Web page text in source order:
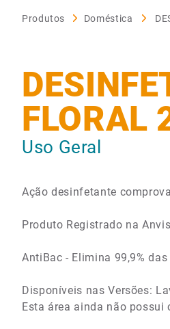
Produtos Doméstica
FLORAL
Uso Geral
Ação desinfetante
Produto Registrado na
AntiBac - Elimina 99,9%
Disponíveis nas Versões:
Esta área ainda não possui